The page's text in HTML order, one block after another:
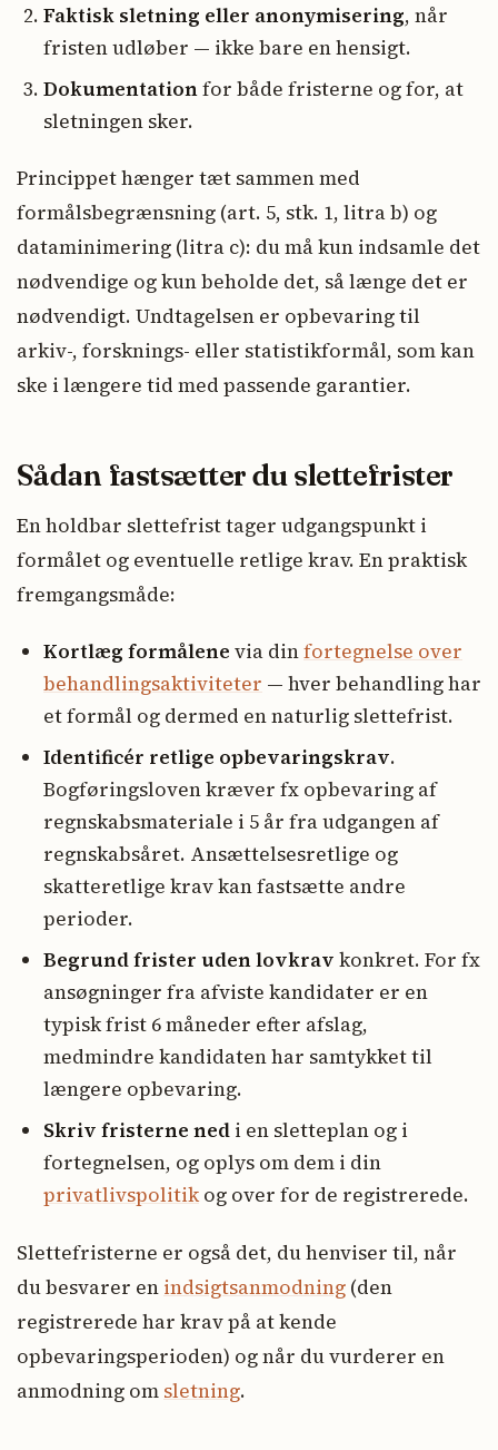
Faktisk sletning eller anonymisering, når
fristen udløber — ikke bare en hensigt.
Dokumentationfor både fristerne og for, at
sletningen sker.
Princippet hænger tæt sammen med
formålsbegrænsning (art. 5, stk. 1, litra b) og
dataminimering (litra c): du må kun indsamle det
nødvendige og kun beholde det, så længe det er
nødvendigt. Undtagelsen er opbevaring til
arkiv-, forsknings- eller statistikformål, som kan
ske i længere tid med passende garantier.
Sådan fastsætter du slettefrister
En holdbar slettefrist tager udgangspunkt i
formålet og eventuelle retlige krav. En praktisk
fremgangsmåde:
Kortlæg formålene via dinfortegnelse over
behandlingsaktiviteter — hver behandling har
et formål og dermed en naturlig slettefrist.
Identificér retlige opbevaringskrav.
Bogføringsloven kræver fx opbevaring af
regnskabsmateriale i 5 år fra udgangen af
regnskabsåret. Ansættelsesretlige og
skatteretlige krav kan fastsætte andre
perioder.
Begrund frister uden lovkrav konkret. For fx
ansøgninger fra afviste kandidater er en
typisk frist 6 måneder efter afslag,
medmindre kandidaten har samtykket til
længere opbevaring.
Skriv fristerne ned i en sletteplan og i
fortegnelsen, og oplys om dem i din
privatlivspolitikog over for de registrerede.
Slettefristerne er også det, du henviser til, når
du besvarer en indsigtsanmodning (den
registrerede har krav på at kende
opbevaringsperioden) og når du vurderer en
anmodning om sletning.